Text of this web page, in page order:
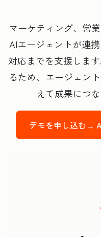
マーケティング、営
AIエージェントが連
対応までを支援しま
るため、エージェン
えて成果につ
デモを申し込む→